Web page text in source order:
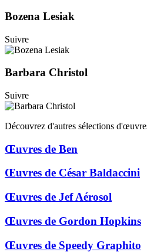
Bozena Lesiak
Suivre
Barbara Christol
Suivre
Découvrez d'autres sélections
Œuvres de Ben
Œuvres de César Baldaccini
Œuvres de Jef Aérosol
Œuvres de Gordon Hopkins
Œuvres de Speedy Graphito